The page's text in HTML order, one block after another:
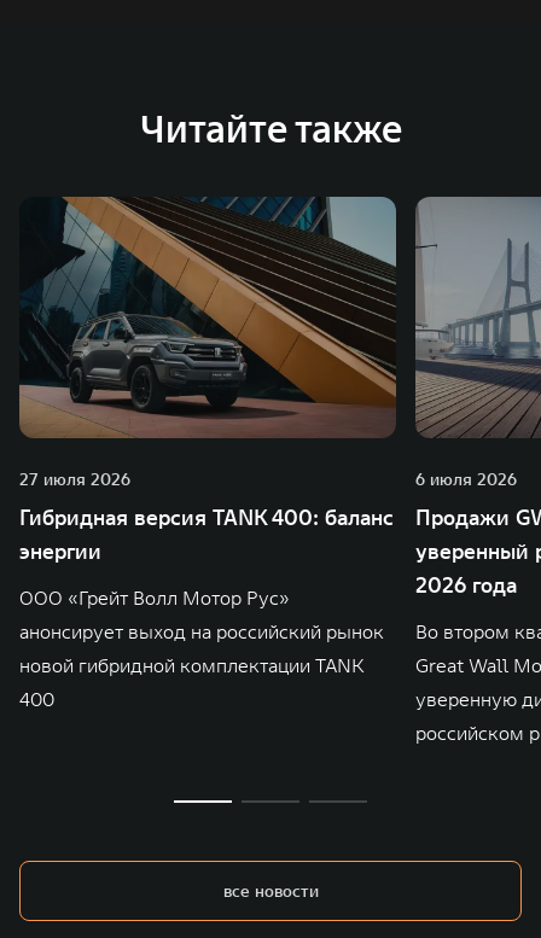
Читайте также
27 июля 2026
Гибридная версия TANK 400: баланс
энергии
ООО «Грейт Волл Мотор Рус»
анонсирует выход на российский рынок
новой гибридной комплектации TANK
400
6 июля 2026
Продажи
уверенный
2026 года
Во втором
Great Wall
уверенную
российском
все новости